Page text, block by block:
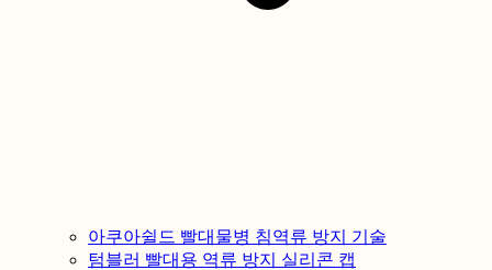
아쿠아쉴드 빨대물병 침역류 방지 기술
텀블러 빨대용 역류 방지 실리콘 캡